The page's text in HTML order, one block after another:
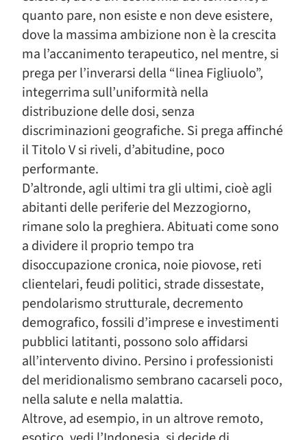
quanto pare, non esiste e non deve esistere,
dove la massima ambizione non è la crescita
ma l’accanimento terapeutico, nel mentre, si
prega per l’inverarsi della “linea Figliuolo”,
integerrima sull’uniformità nella
distribuzione delle dosi, senza
discriminazioni geografiche. Si prega affinché
il Titolo V si riveli, d’abitudine, poco
performante.
D’altronde, agli ultimi tra gli ultimi, cioè agli
abitanti delle periferie del Mezzogiorno,
rimane solo la preghiera. Abituati come sono
a dividere il proprio tempo tra
disoccupazione cronica, noie piovose, reti
clientelari, feudi politici, strade dissestate,
pendolarismo strutturale, decremento
demografico, fossili d’imprese e investimenti
pubblici latitanti, possono solo affidarsi
all’intervento divino. Persino i professionisti
del meridionalismo sembrano cacarseli poco,
nella salute e nella malattia.
Altrove, ad esempio, in un altrove remoto,